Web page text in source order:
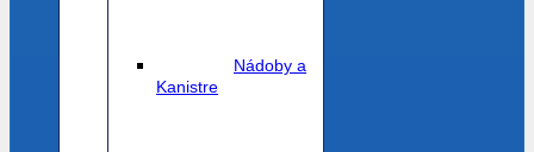
Nádoby a
Kanistre